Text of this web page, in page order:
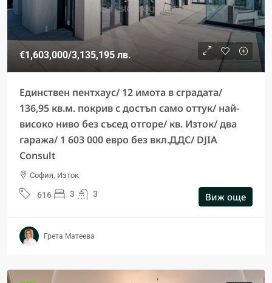
€1,603,000/3,135,195 лв.
Единствен пентхаус/ 12 имота в сградата/
136,95 кв.м. покрив с достъп само оттук/ най-
високо ниво без съсед отгоре/ кв. Изток/ два
гаража/ 1 603 000 евро без вкл.ДДС/ DJIA
Consult
София, Изток
616 3 3 Виж още
Грета Матеева